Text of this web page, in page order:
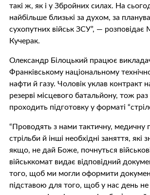
такі ж, як і у Збройних силах. На
найбільше близькі за духом, за
сухопутних військ ЗСУ”, — розповідає
Кучерак.
Олександр Білоцький працює
Франківському національному
нафти й газу. Чоловік уклав контракт
резерві місцевого батальйону, тож раз
проходить підготовку у форматі
“Проводять з нами тактичну, медичну
стрільби й інші необхідні заняття, які
якщо, не дай Боже, почнуться
військкомат видає відповідний
того, щоб ми могли оформити
підставою для того, щоб у нас день не